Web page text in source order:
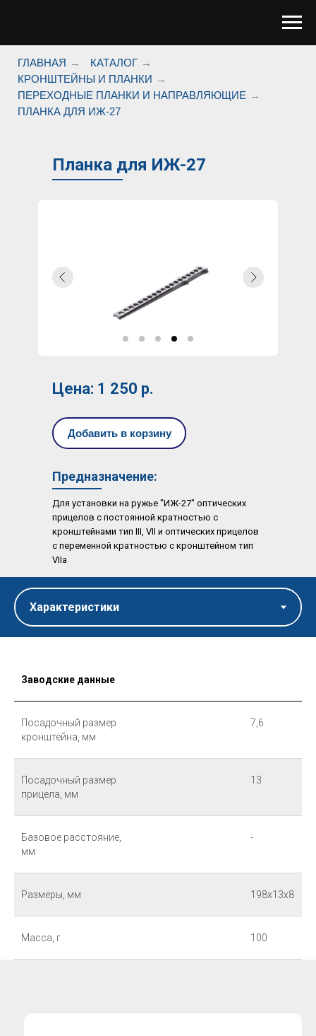
ГЛАВНАЯ → КАТАЛОГ →
КРОНШТЕЙНЫ И ПЛАНКИ →
ПЕРЕХОДНЫЕ ПЛАНКИ И НАПРАВЛЯЮЩИЕ →
ПЛАНКА ДЛЯ ИЖ-27
Планка для ИЖ-27
Добавить в корзину
Предназначение:
Для установки на ружье "ИЖ-27" оптических
прицелов с постоянной кратностью с
кронштейнами тип III, VII и оптических прицелов
с переменной кратностью с кронштейном тип
VIIa
Цена: 1 250 р.
Заводские данные
Посадочный размер
кронштейна, мм
7,6
Посадочный размер
прицела, мм
13
Базовое расстояние,
мм
-
Размеры, мм 198х13х8
Масса, г 100